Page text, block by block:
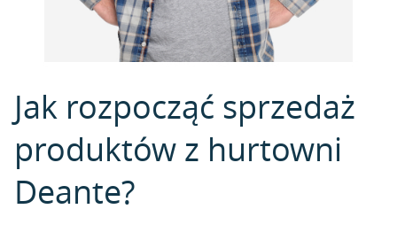
Jak rozpocząć sprzedaż
produktów z hurtowni
Deante?